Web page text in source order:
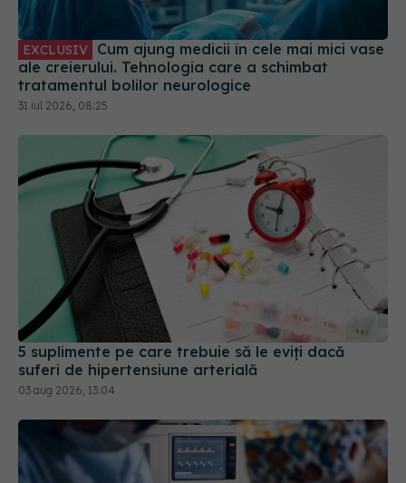
EXCLUSIV
ale creierului. Tehnologia care a schimbat
tratamentul bolilor neurologice
31 iul 2026, 08:25
5 suplimente pe care trebuie să le eviți dacă
suferi de hipertensiune arterială
03 aug 2026, 13:04